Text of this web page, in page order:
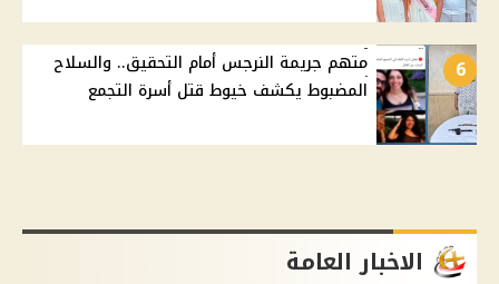
6
متهم جريمة النرجس أمام التحقيق.. والسلاح
المضبوط يكشف خيوط قتل أسرة التجمع
الاخبار العامة